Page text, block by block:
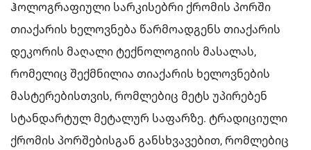
Ჰოლოგრაფიული სარკისებრი ქრომის პორში
თიაქარის ხელოვნება წარმოადგენს თიაქარის
დეკორის მაღალი ტექნოლოგიის მასალას,
რომელიც შექმნილია თიაქარის ხელოვნების
მასტერებისთვის, რომლებიც მეტს უპირებენ
სტანდარტულ მეტალურ საფარზე. ტრადიციული
ქრომის პორშებისგან განსხვავებით, რომლებიც